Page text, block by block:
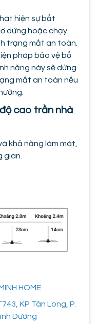
hiện sự bất
dừng hoặc chạy
trạng mất an toàn.
pháp bảo vệ bổ
năng này sẽ dừng
mất an toàn nếu
cao trần nhà
khả năng làm mát,
gian.
HOME
KP Tân Long, P.
Dương